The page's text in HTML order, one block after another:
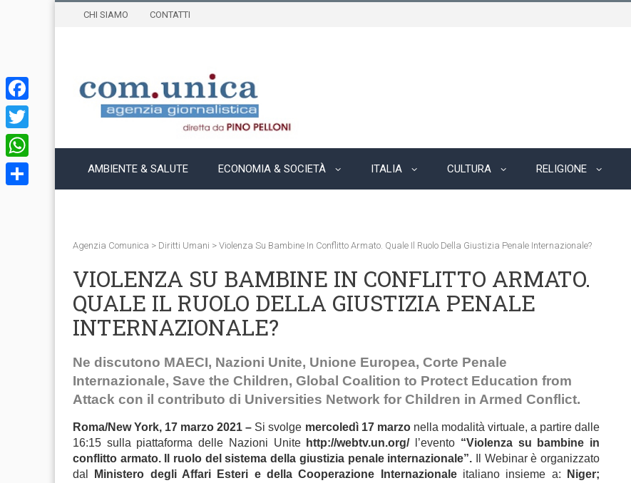
CHI SIAMO CONTATTI
AMBIENTE & SALUTE ECONOMIA & SOCIETÀ ITALIA CULTURA RELIGIONE
Agenzia Comunica > Diritti Umani > Violenza Su Bambine In Conflitto Armato. Quale Il Ruolo Della Giustizia Penale Internazionale?
VIOLENZA SU BAMBINE IN CONFLITTO ARMATO.
QUALE IL RUOLO DELLA GIUSTIZIA PENALE
INTERNAZIONALE?
Ne discutono MAECI, Nazioni Unite, Unione Europea, Corte Penale
Internazionale, Save the Children, Global Coalition to Protect Education from
Attack con il contributo di Universities Network for Children in Armed Conflict.
Roma/New York, 17 marzo 2021 – Si svolge mercoledì 17 marzo nella modalità virtuale, a partire dalle
16:15 sulla piattaforma delle Nazioni Unite
http://webtv.un.org/ l’evento “Violenza su bambine in
conflitto armato. Il ruolo del sistema della giustizia penale internazionale”.
Il Webinar è organizzato
dal
Ministero degli Affari Esteri e della Cooperazione Internazionaleitaliano insieme a:
Niger;
Facebook
Twitter
WhatsApp